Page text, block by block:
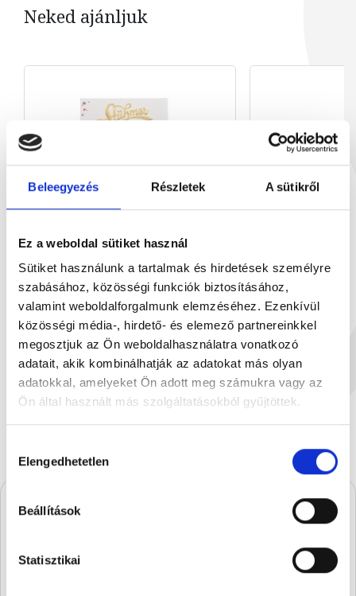
Beleegyezés Részletek A sütikről
Ez a weboldal sütiket használ
Sütiket használunk a tartalmak és hirdetések személyre
szabásához, közösségi funkciók biztosításához,
valamint weboldalforgalmunk elemzéséhez. Ezenkívül
közösségi média-, hirdető- és elemező partnereinkkel
megosztjuk az Ön weboldalhasználatra vonatkozó
adatait, akik kombinálhatják az adatokat más olyan
adatokkal, amelyeket Ön adott meg számukra vagy az
Ön által használt más szolgáltatásokból gyűjtöttek.
kiválasztása
Elengedhetetlen
Beállítások
Statisztikai
Neked ajánljuk
Tejcsokoládé 90g
90 g
1 899 Ft
Étcsokoládé
készül valami.